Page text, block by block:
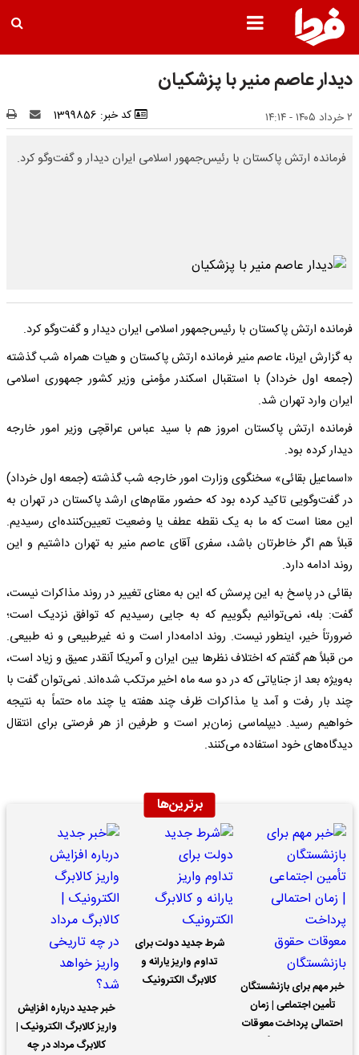
دیدار عاصم منیر با پزشکیان
۲ خرداد ۱۴۰۵ - ۱۴:۱۴ کد خبر: 1399856
فرمانده ارتش پاکستان با رئیس‌جمهور اسلامی ایران دیدار و گفت‌وگو کرد.
فرمانده ارتش پاکستان با رئیس‌جمهور اسلامی ایران دیدار و گفت‌وگو کرد.
به گزارش ایرنا، عاصم منیر فرمانده ارتش پاکستان و هیات همراه شب گذشته
(جمعه اول خرداد) با استقبال اسکندر مؤمنی وزیر کشور جمهوری اسلامی
ایران وارد تهران شد.
فرمانده ارتش پاکستان امروز هم با سید عباس عراقچی وزیر امور خارجه
دیدار کرده بود.
«اسماعیل بقائی» سخنگوی وزارت امور خارجه شب گذشته (جمعه اول خرداد)
در گفت‌وگویی تاکید کرده بود که حضور مقام‌های ارشد پاکستان در تهران به
این معنا است که ما به یک نقطه عطف یا وضعیت تعیین‌کننده‌ای رسیدیم.
قبلاً هم اگر خاطرتان باشد، سفری آقای عاصم منیر به تهران داشتیم و این
روند ادامه دارد.
بقائی در پاسخ به این پرسش که این به معنای تغییر در روند مذاکرات نیست،
گفت: بله، نمی‌توانیم بگوییم که به جایی رسیدیم که توافق نزدیک است؛
ضرورتاً خیر، اینطور نیست. روند ادامه‌دار است و نه غیرطبیعی و نه طبیعی.
من قبلاً هم گفتم که اختلاف نظرها بین ایران و آمریکا آنقدر عمیق و زیاد است،
به‌ویژه بعد از جنایاتی که در دو سه ماه اخیر مرتکب شده‌اند. نمی‌توان گفت با
چند بار رفت و آمد یا مذاکرات ظرف چند هفته یا چند ماه حتماً به نتیجه
خواهیم رسید. دیپلماسی زمان‌بر است و طرفین از هر فرصتی برای انتقال
دیدگاه‌های خود استفاده می‌کنند.
برترین‌ها
خبر مهم برای بازنشستگان
تأمین اجتماعی | زمان
احتمالی پرداخت معوقات
شرط جدید دولت برای
تداوم واریز یارانه و
کالابرگ الکترونیک
خبر جدید درباره افزایش
واریز کالابرگ الکترونیک |
کالابرگ مرداد در چه